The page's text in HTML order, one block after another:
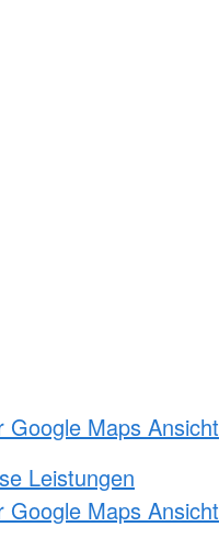
Google Maps Ansicht
Leistungen
Google Maps Ansicht